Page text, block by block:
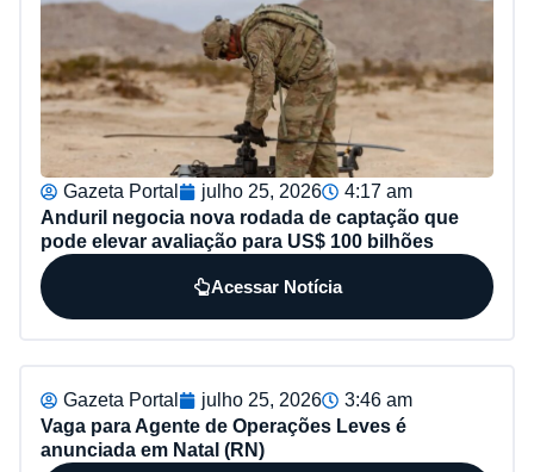
Gazeta Portal julho 25, 2026
4:17 am
Anduril negocia nova rodada de captação que
pode elevar avaliação para US$ 100 bilhões
Acessar Notícia
Gazeta Portal julho 25, 2026
3:46 am
Vaga para Agente de Operações Leves é
anunciada em Natal (RN)